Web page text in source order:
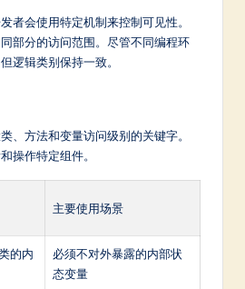
者会使用特定机制来控制可见性。
部分的访问范围。尽管不同编程环
逻辑类别保持一致。
、方法和变量访问级别的关键字。
操作特定组件。
主要使用场景
的内
必须不对外暴露的内部状
态变量